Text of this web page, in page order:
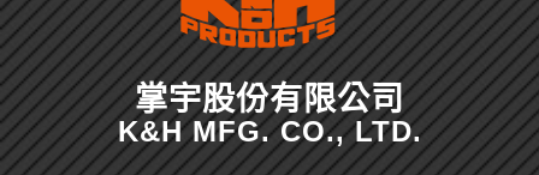
掌宇股份有限公司
K&H MFG. CO., LTD.